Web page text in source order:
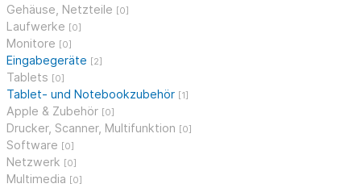
Gehäuse, Netzteile [0]
Laufwerke [0]
Monitore [0]
Eingabegeräte [2]
Tablets [0]
Tablet- und Notebookzubehör [1]
Apple & Zubehör [0]
Drucker, Scanner, Multifunktion [0]
Software [0]
Netzwerk [0]
Multimedia [0]